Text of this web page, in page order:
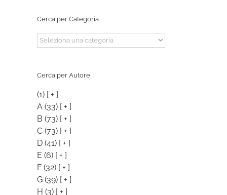
Cerca per Categoria
Cerca
per
Cerca per Autore
(1) [ + ]
A (33) [ + ]
B (73) [ + ]
C (73) [ + ]
D (41) [ + ]
E (6) [ + ]
F (32) [ + ]
G (39) [ + ]
H (3) [ + ]